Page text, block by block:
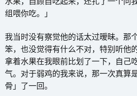
组喂你吃。」
我当时没有察觉他的话太过暧昧。那
笨，也没觉得有什么不对，特别听他
拿着水果在我眼前比划了一下，自己
气。对于弱鸡的我来说，那一次真算
骨」了一回。